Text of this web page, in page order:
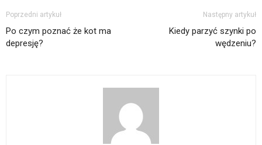
Poprzedni artykuł
Po czym poznać że kot ma
depresję?
Następny artykuł
Kiedy parzyć szynki po
wędzeniu?